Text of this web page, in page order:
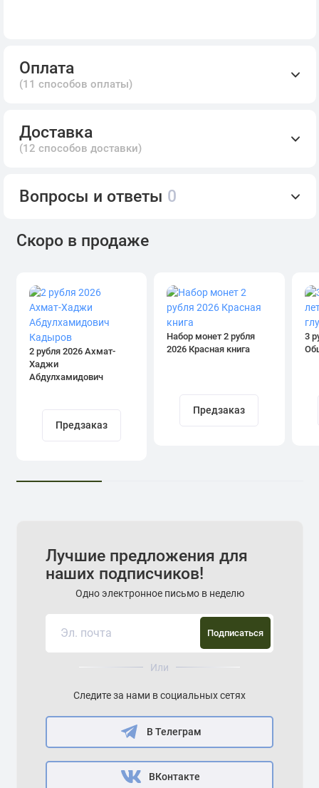
Оплата
(11 способов оплаты)
Доставка
(12 способов доставки)
Вопросы и ответы 0
Скоро в продаже
2 рубля 2026 Ахмат-
Хаджи
Абдулхамидович
Предзаказ
Набор монет 2 рубля
2026 Красная книга
Предзаказ
3
Лучшие предложения для
наших подписчиков!
Одно электронное письмо в неделю
Подписаться
Или
Следите за нами в социальных сетях
В Телеграм
ВКонтакте